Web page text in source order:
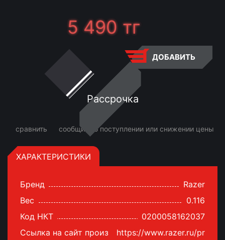
5 490тг
ДОБАВИТЬ
Рассрочка
сравнить сообщить о поступлении или снижении цены
ХАРАКТЕРИСТИКИ
Бренд
Razer
Вес
0.116
Код НКТ
0200058162037
Ссылка на сайт произ
https://www.razer.ru/pr